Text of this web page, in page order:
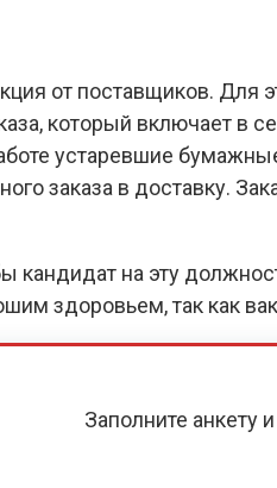
от поставщиков. Для
который включает в
устаревшие
заказа в доставку.
кандидат на эту
здоровьем, так как
Заполните